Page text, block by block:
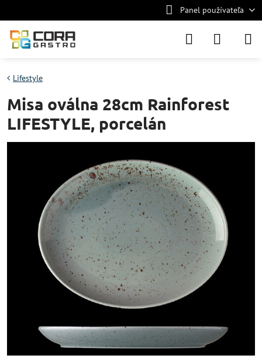
Panel používateľa
Lifestyle
Misa oválna 28cm Rainforest
LIFESTYLE, porcelán